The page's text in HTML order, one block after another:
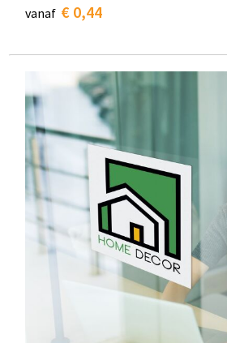
vanaf € 0,44